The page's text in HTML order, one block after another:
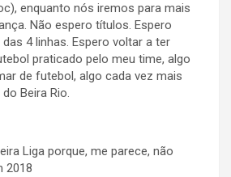
enquanto nós iremos para mais
Não espero títulos. Espero
4 linhas. Espero voltar a ter
praticado pelo meu time, algo
de futebol, algo cada vez mais
Beira Rio.
Liga porque, me parece, não
2018